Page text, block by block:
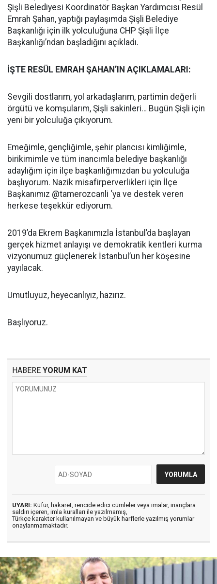
Şişli Belediyesi Koordinatör Başkan Yardımcısı Resül
Emrah Şahan, yaptığı paylaşımda Şişli Belediye
Başkanlığı için ilk yolculuğuna CHP Şişli İlçe
Başkanlığı’ndan başladığını açıkladı.
İŞTE RESÜL EMRAH ŞAHAN’IN AÇIKLAMALARI:
Sevgili dostlarım, yol arkadaşlarım, partimin değerli
örgütü ve komşularım, Şişli sakinleri… Bugün Şişli için
yeni bir yolculuğa çıkıyorum.
Emeğimle, gençliğimle, şehir plancısı kimliğimle,
birikimimle ve tüm inancımla belediye başkanlığı
adaylığım için ilçe başkanlığımızdan bu yolculuğa
başlıyorum. Nazik misafirperverlikleri için İlçe
Başkanımız @tamerozcanli ‘ya ve destek veren
herkese teşekkür ediyorum.
2019’da Ekrem Başkanımızla İstanbul’da başlayan
gerçek hizmet anlayışı ve demokratik kentleri kurma
vizyonumuz güçlenerek İstanbul’un her köşesine
yayılacak.
Umutluyuz, heyecanlıyız, hazırız.
Başlıyoruz.
HABERE YORUM KAT
UYARI: Küfür, hakaret, rencide edici cümleler veya imalar, inançlara
saldırı içeren, imla kuralları ile yazılmamış,
Türkçe karakter kullanılmayan ve büyük harflerle yazılmış yorumlar
onaylanmamaktadır.